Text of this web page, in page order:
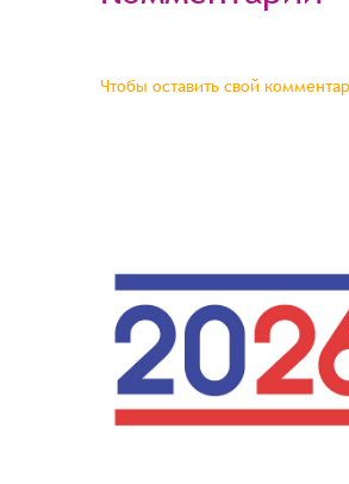
Чтобы оставить свой